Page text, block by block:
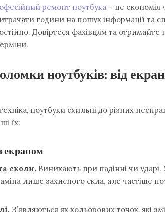
ремонт ноутбука – це економія
години на пошук інформації та
Довіртеся фахівцям та
ноутбуків: від
ноутбуки схильні до різних
їх:
екраном
сколи. Виникають при падінні чи
лише захисного скла, але частіше
З’являються як кольорових точок, які